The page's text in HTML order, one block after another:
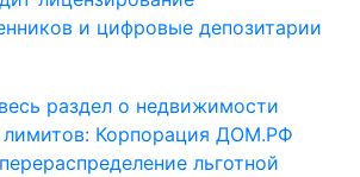
и цифровые депозитарии
Корпорация ДОМ.РФ
льготной